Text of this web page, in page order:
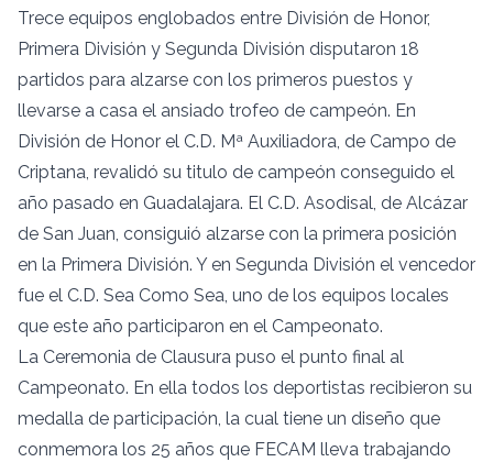
Trece equipos englobados entre División de Honor,
Primera División y Segunda División disputaron 18
partidos para alzarse con los primeros puestos y
llevarse a casa el ansiado trofeo de campeón. En
División de Honor el C.D. Mª Auxiliadora, de Campo de
Criptana, revalidó su titulo de campeón conseguido el
año pasado en Guadalajara. El C.D. Asodisal, de Alcázar
de San Juan, consiguió alzarse con la primera posición
en la Primera División. Y en Segunda División el vencedor
fue el C.D. Sea Como Sea, uno de los equipos locales
que este año participaron en el Campeonato.
La Ceremonia de Clausura puso el punto final al
Campeonato. En ella todos los deportistas recibieron su
medalla de participación, la cual tiene un diseño que
conmemora los 25 años que FECAM lleva trabajando